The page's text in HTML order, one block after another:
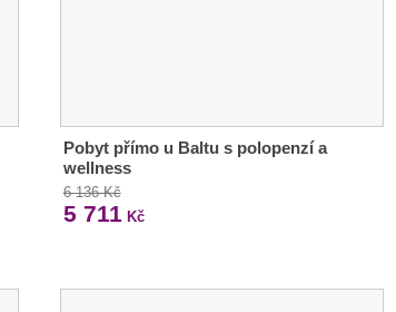
Pobyt přímo u Baltu s polopenzí a
wellness
6 136 Kč
5 711 Kč